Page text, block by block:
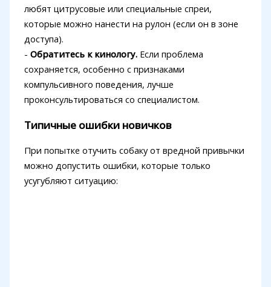
любят цитрусовые или специальные спреи,
которые можно нанести на рулон (если он в зоне
доступа).
- Обратитесь к кинологу.Если проблема
сохраняется, особенно с признаками
компульсивного поведения, лучше
проконсультироваться со специалистом.
Типичные ошибки новичков
При попытке отучить собаку от вредной привычки
можно допустить ошибки, которые только
усугубляют ситуацию: